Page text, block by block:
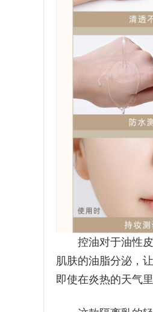
控油对于油性皮
肌肤的油脂分泌，
即使在炎热的天气